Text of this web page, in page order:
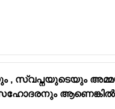
, സ്വപ്നയുടെയും
ആണെങ്കിൽ